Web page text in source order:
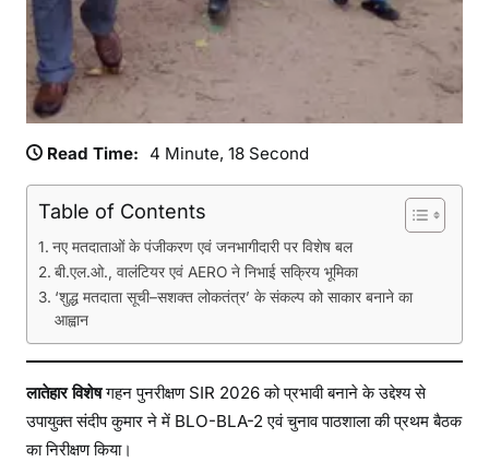
B
L
चु
ठ
शा
Read Time: 4 Minute, 18 Second
Table of Contents
नए मतदाताओं के पंजीकरण एवं जनभागीदारी पर विशेष बल
बी.एल.ओ., वालंटियर एवं AERO ने निभाई सक्रिय भूमिका
‘शुद्ध मतदाता सूची–सशक्त लोकतंत्र’ के संकल्प को साकार बनाने का
आह्वान
लातेहार विशेषगहन पुनरीक्षण SIR 2026 को प्रभावी बनाने के उद्देश्य से
उपायुक्त संदीप कुमार ने में BLO-BLA-2 एवं चुनाव पाठशाला की प्रथम बैठक
का निरीक्षण किया।